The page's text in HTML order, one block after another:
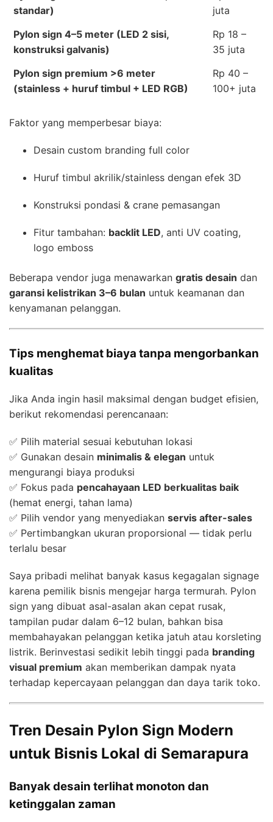
standar)
juta
Pylon sign 4–5 meter (LED 2 sisi,
konstruksi galvanis)
Rp 18 –
35 juta
Pylon sign premium >6 meter
(stainless + huruf timbul + LED RGB)
Rp 40 –
100+ juta
Faktor yang memperbesar biaya:
Desain custom branding full color
Huruf timbul akrilik/stainless dengan efek 3D
Konstruksi pondasi & crane pemasangan
Fitur tambahan: backlit LED, anti UV coating,
logo emboss
Beberapa vendor juga menawarkan gratis desain dan
garansi kelistrikan 3–6 bulan untuk keamanan dan
kenyamanan pelanggan.
Tips menghemat biaya tanpa mengorbankan
kualitas
Jika Anda ingin hasil maksimal dengan budget efisien,
berikut rekomendasi perencanaan:
✅ Pilih material sesuai kebutuhan lokasi
✅ Gunakan desain minimalis & elegan untuk
mengurangi biaya produksi
✅ Fokus pada pencahayaan LED berkualitas baik
(hemat energi, tahan lama)
✅ Pilih vendor yang menyediakan servis after-sales
✅ Pertimbangkan ukuran proporsional — tidak perlu
terlalu besar
Saya pribadi melihat banyak kasus kegagalan signage
karena pemilik bisnis mengejar harga termurah. Pylon
sign yang dibuat asal-asalan akan cepat rusak,
tampilan pudar dalam 6–12 bulan, bahkan bisa
membahayakan pelanggan ketika jatuh atau korsleting
listrik. Berinvestasi sedikit lebih tinggi pada branding
visual premium akan memberikan dampak nyata
terhadap kepercayaan pelanggan dan daya tarik toko.
Tren Desain Pylon Sign Modern
untuk Bisnis Lokal di Semarapura
Banyak desain terlihat monoton dan
ketinggalan zaman